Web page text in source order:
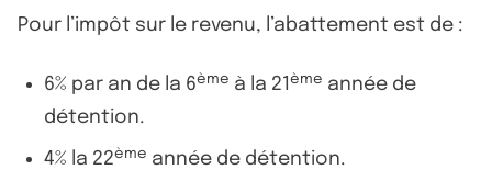
Pour l’impôt sur le revenu, l’abattement est de :
6% par an de la 6ème à la 21 ème année de
détention.
4% la 22ème année de détention.